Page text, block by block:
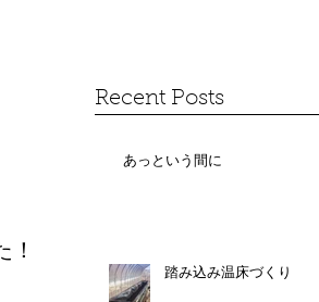
！
Recent Posts
あっという間に
踏み込み温床づくり